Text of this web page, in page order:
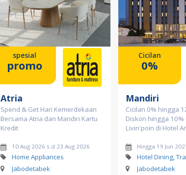
spesial
promo
Atria
Spend & Get Hari Kemerdekaan
Bersama Atria dan Mandiri Kartu
Kredit
10 Aug 2026 s.d 23 Aug 2026
Home Appliances
Jabodetabek
Cicilan
0%
Mandiri
Cicilan 0% hingga
Diskon hingga
Livin'poin di Hotel
Hingga 19 Jun
Hotel Dining,
Jabodetabek